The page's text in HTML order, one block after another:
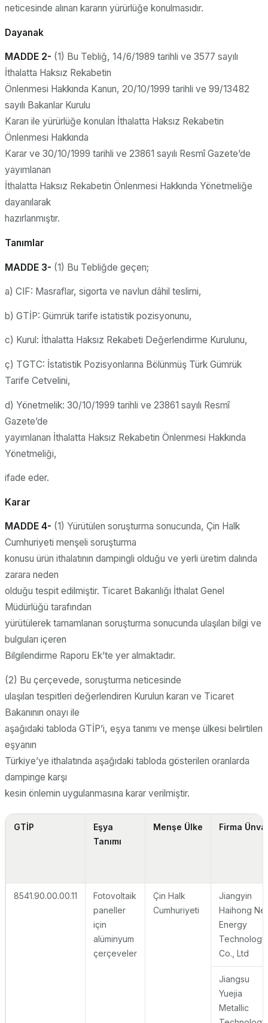
neticesinde alınan kararın yürürlüğe konulmasıdır.
Dayanak
MADDE 2- (1) Bu Tebliğ, 14/6/1989 tarihli ve 3577 sayılı
İthalatta Haksız Rekabetin
Önlenmesi Hakkında Kanun, 20/10/1999 tarihli ve 99/13482
sayılı Bakanlar Kurulu
Kararı ile yürürlüğe konulan İthalatta Haksız Rekabetin
Önlenmesi Hakkında
Karar ve 30/10/1999 tarihli ve 23861 sayılı Resmî Gazete’de
yayımlanan
İthalatta Haksız Rekabetin Önlenmesi Hakkında Yönetmeliğe
dayanılarak
hazırlanmıştır.
Tanımlar
MADDE 3- (1) Bu Tebliğde geçen;
a) CIF: Masraflar, sigorta ve navlun dâhil teslimi,
b) GTİP: Gümrük tarife istatistik pozisyonunu,
c) Kurul: İthalatta Haksız Rekabeti Değerlendirme Kurulunu,
ç) TGTC: İstatistik Pozisyonlarına Bölünmüş Türk Gümrük
Tarife Cetvelini,
d) Yönetmelik: 30/10/1999 tarihli ve 23861 sayılı Resmî
Gazete’de
yayımlanan İthalatta Haksız Rekabetin Önlenmesi Hakkında
Yönetmeliği,
ifade eder.
Karar
MADDE 4- (1) Yürütülen soruşturma sonucunda, Çin Halk
Cumhuriyeti menşeli soruşturma
konusu ürün ithalatının dampingli olduğu ve yerli üretim dalında
zarara neden
olduğu tespit edilmiştir. Ticaret Bakanlığı İthalat Genel
Müdürlüğü tarafından
yürütülerek tamamlanan soruşturma sonucunda ulaşılan bilgi ve
bulguları içeren
Bilgilendirme Raporu Ek’te yer almaktadır.
(2) Bu çerçevede, soruşturma neticesinde
ulaşılan tespitleri değerlendiren Kurulun kararı ve Ticaret
Bakanının onayı ile
aşağıdaki tabloda GTİP’i, eşya tanımı ve menşe ülkesi belirtilen
eşyanın
Türkiye’ye ithalatında aşağıdaki tabloda gösterilen oranlarda
dampinge karşı
kesin önlemin uygulanmasına karar verilmiştir.
GTİP
Eşya
Tanımı
Menşe Ülke Firma
8541.90.00.00.11
Fotovoltaik
paneller
için
alüminyum
çerçeveler
Çin Halk
Cumhuriyeti
Jiangyin
Haihong
Energy
Technology
Co., Ltd
Jiangsu
Yuejia
Metallic